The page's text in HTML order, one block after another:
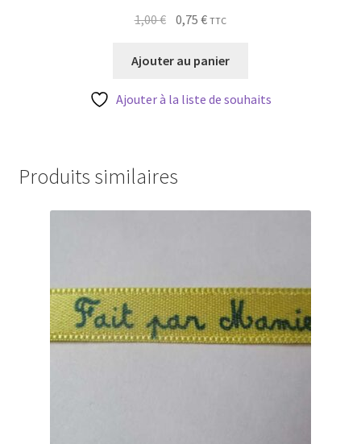
1,00€ Le
initial
1,00 €.
0,75€Le
actuel
0,75 €.
TTC
Ajouter au panier
Ajouter à la liste de souhaits
Produits similaires